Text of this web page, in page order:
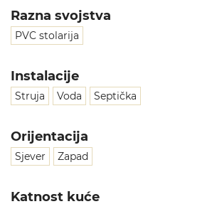
Razna svojstva
PVC stolarija
Instalacije
Struja Voda Septička
Orijentacija
Sjever Zapad
Katnost kuće